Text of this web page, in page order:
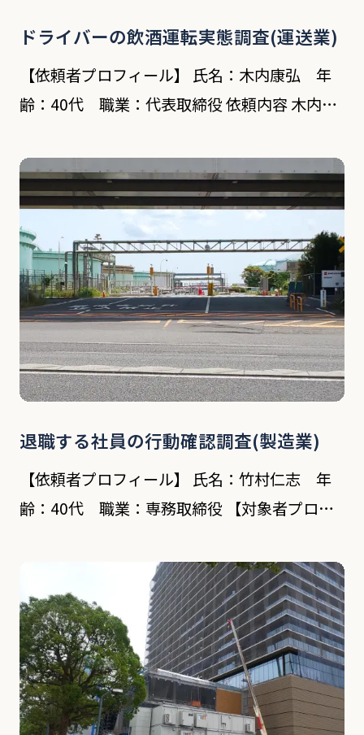
ドライバーの飲酒運転実態調査(運送業)
【依頼者プロフィール】 氏名：木内康弘 年
齢：40代 職業：代表取締役 依頼内容 木内氏
に創業し、現在は貸しビル業との2本柱で会社
を切り盛りしている。 渚探偵事務所とは先代
の社長 […]
退職する社員の行動確認調査(製造業)
【依頼者プロフィール】 氏名：竹村仁志 年
齢：40代 職業：専務取締役 【対象者プロフ
在籍3年ほどの男性従業員が今月末で退職す
る。現在は有給休暇の消化ということで休みも
多 […]